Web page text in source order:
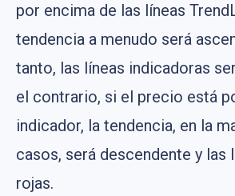
por encima de las líneas
tendencia a menudo será
tanto, las líneas indicadoras
el contrario, si el precio está
indicador, la tendencia, en la
casos, será descendente y las
rojas.